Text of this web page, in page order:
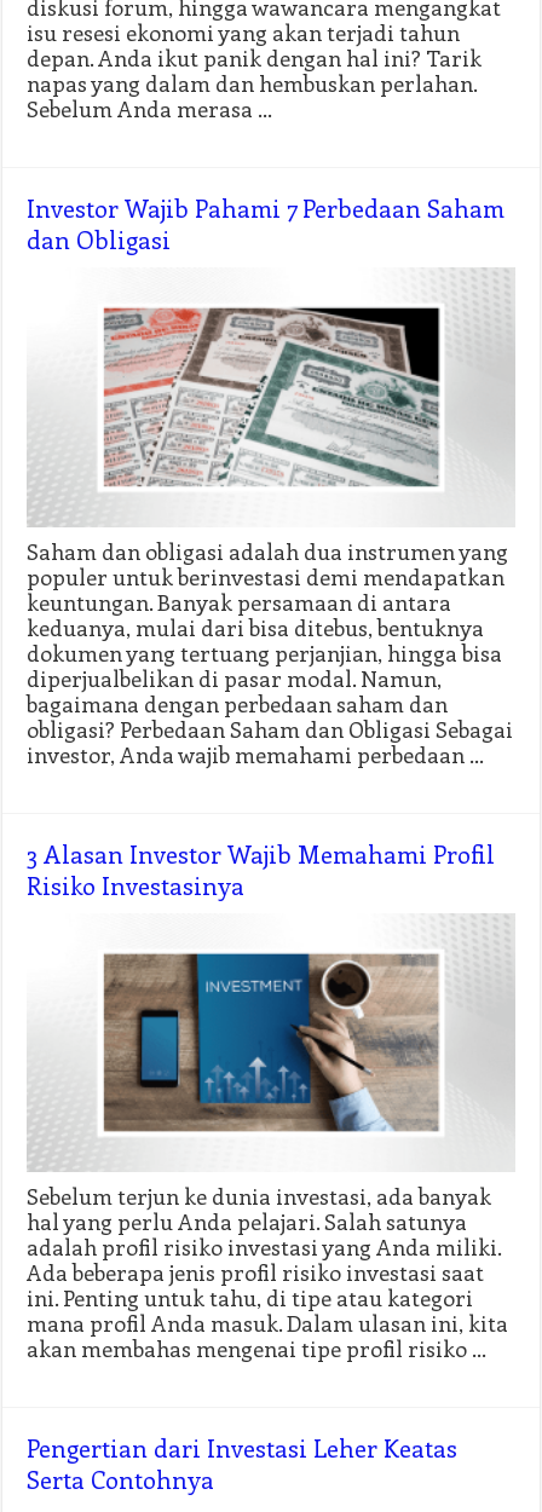
diskusi forum, hingga wawancara mengangkat
isu resesi ekonomi yang akan terjadi tahun
depan. Anda ikut panik dengan hal ini? Tarik
napas yang dalam dan hembuskan perlahan.
Sebelum Anda merasa …
Investor Wajib Pahami 7 Perbedaan Saham
dan Obligasi
Saham dan obligasi adalah dua instrumen yang
populer untuk berinvestasi demi mendapatkan
keuntungan. Banyak persamaan di antara
keduanya, mulai dari bisa ditebus, bentuknya
dokumen yang tertuang perjanjian, hingga bisa
diperjualbelikan di pasar modal. Namun,
bagaimana dengan perbedaan saham dan
obligasi? Perbedaan Saham dan Obligasi Sebagai
investor, Anda wajib memahami perbedaan …
3 Alasan Investor Wajib Memahami Profil
Risiko Investasinya
Sebelum terjun ke dunia investasi, ada banyak
hal yang perlu Anda pelajari. Salah satunya
adalah profil risiko investasi yang Anda miliki.
Ada beberapa jenis profil risiko investasi saat
ini. Penting untuk tahu, di tipe atau kategori
mana profil Anda masuk. Dalam ulasan ini, kita
akan membahas mengenai tipe profil risiko …
Pengertian dari Investasi Leher Keatas
Serta Contohnya